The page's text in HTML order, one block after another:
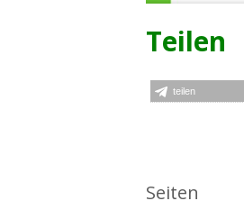
Teilen
teilen
Seiten